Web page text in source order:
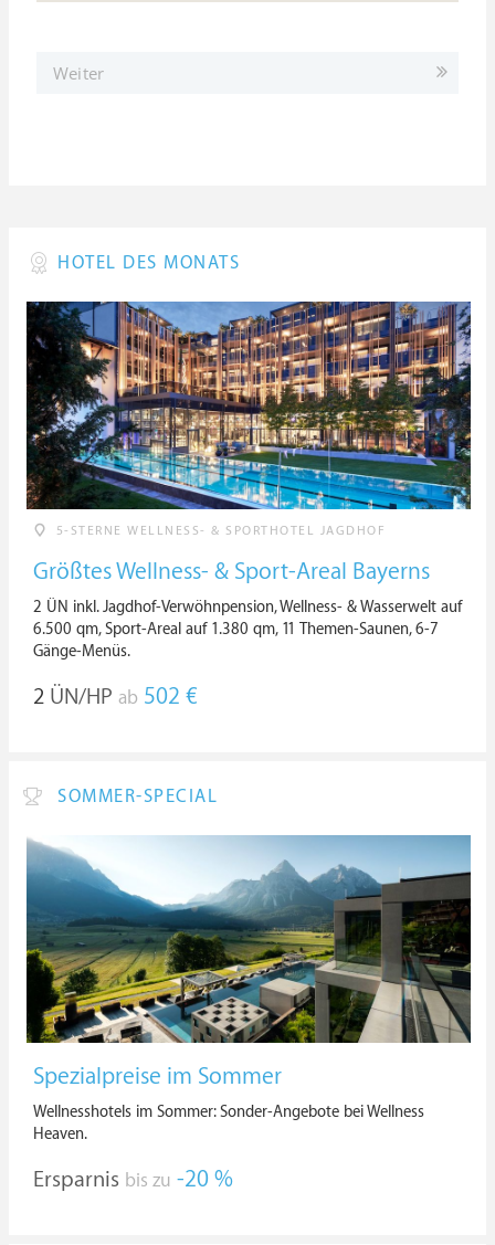
Weiter
HOTEL DES MONATS
5-STERNE WELLNESS- & SPORTHOTEL JAGDHOF
Größtes Wellness- & Sport-Areal Bayerns
2 ÜN inkl. Jagdhof-Verwöhnpension, Wellness- & Wasserwelt auf
6.500 qm, Sport-Areal auf 1.380 qm, 11 Themen-Saunen, 6-7
Gänge-Menüs.
2 ÜN/HP ab 502 €
SOMMER-SPECIAL
Spezialpreise im Sommer
Wellnesshotels im Sommer: Sonder-Angebote bei Wellness
Heaven.
Ersparnis bis zu -20 %